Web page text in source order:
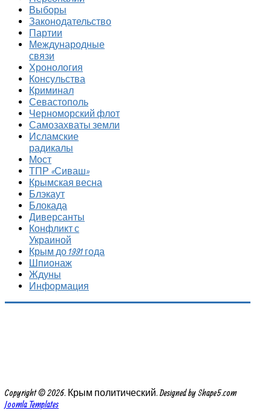
Выборы
Законодательство
Партии
Международные
связи
Хронология
Консульства
Криминал
Севастополь
Черноморский флот
Самозахваты земли
Исламские
радикалы
Мост
ТПР «Сиваш»
Крымская весна
Блэкаут
Блокада
Диверсанты
Конфликт с
Украиной
Крым до 1991 года
Шпионаж
Ждуны
Информация
Copyright © 2026. Крым политический. Designed by Shape5.com
Joomla Templates